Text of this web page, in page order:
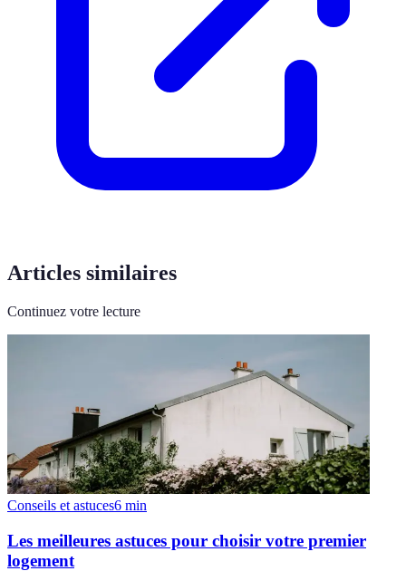
Articles similaires
Continuez votre lecture
Conseils et astuces6 min
Les meilleures astuces pour choisir votre premier
logement